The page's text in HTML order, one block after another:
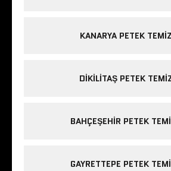
KANARYA PETEK
DIKILITAŞ PETEK
BAHÇEŞEHIR PETEK
GAYRETTEPE PETEK